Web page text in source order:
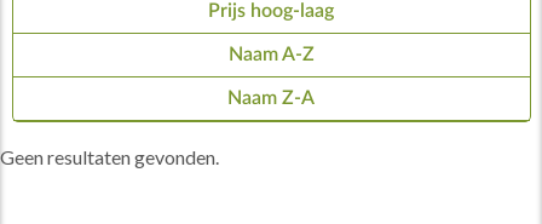
Prijs hoog-laag
Naam A-Z
Naam Z-A
Geen resultaten gevonden.